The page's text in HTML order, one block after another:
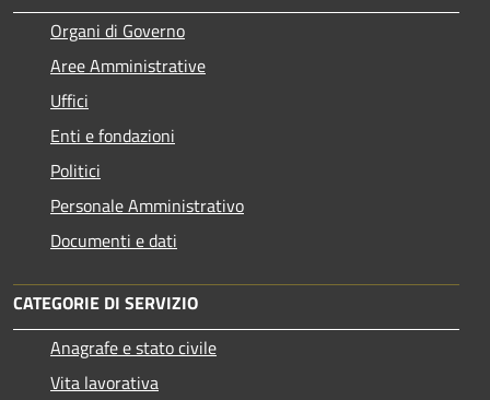
Organi di Governo
Aree Amministrative
Uffici
Enti e fondazioni
Politici
Personale Amministrativo
Documenti e dati
CATEGORIE DI SERVIZIO
Anagrafe e stato civile
Vita lavorativa